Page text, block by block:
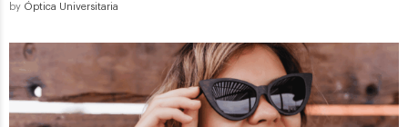
by Óptica Universitaria